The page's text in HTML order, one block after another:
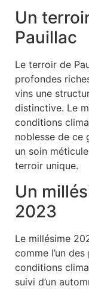
Un
Pauillac
Le terroir de
profondes
vins une
distinctive. Le
conditions
noblesse de ce
un soin
terroir unique.
Un
2023
Le millésime
comme l’un
conditions
suivi d’un